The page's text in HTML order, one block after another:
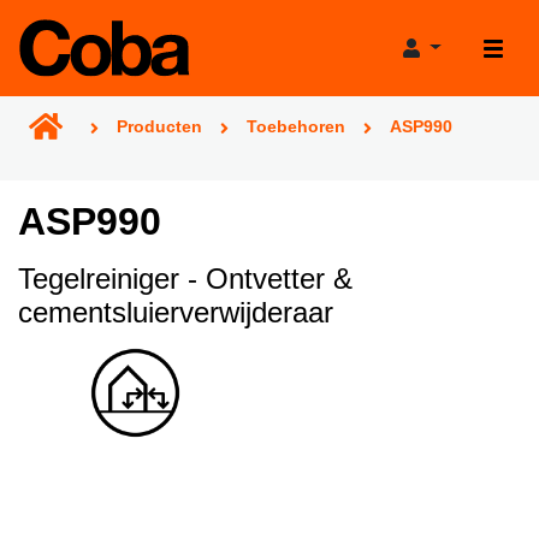
Producten
Projecthulp
Verbruikscalculator
Productadviestool
Verkooppunten
Projecten
Producten Toebehoren ASP990
ASP990
Tegelreiniger - Ontvetter &
cementsluierverwijderaar